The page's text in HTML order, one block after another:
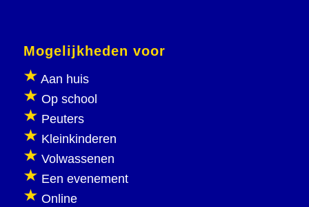
Mogelijkheden voor
Aan huis
Op school
Peuters
Kleinkinderen
Volwassenen
Een evenement
Online